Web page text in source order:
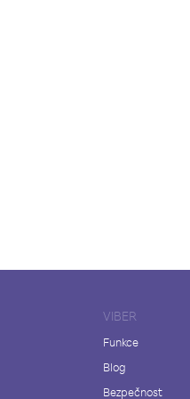
VIBER
Funkce
Blog
Bezpečnost